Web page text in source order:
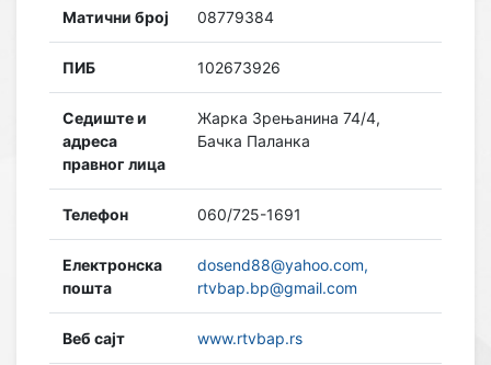
Матични број 08779384
ПИБ 102673926
Седиште и
адреса
правног лица
Жарка Зрењанина 74/4,
Бачка Паланка
Телефон 060/725-1691
Електронска
пошта
dosend88@yahoo.com,
rtvbap.bp@gmail.com
Веб сајт www.rtvbap.rs